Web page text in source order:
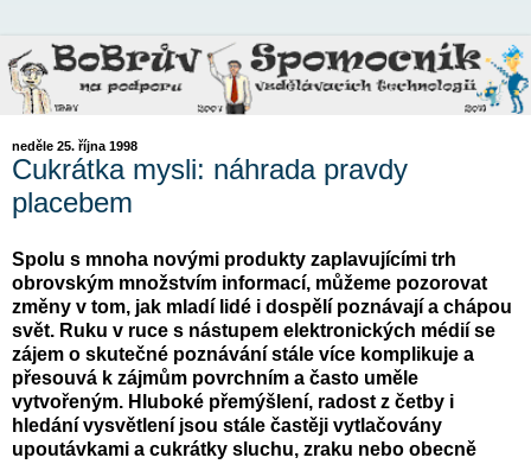
neděle 25. října 1998
Cukrátka mysli: náhrada pravdy
placebem
Spolu s mnoha novými produkty zaplavujícími trh
obrovským množstvím informací, můžeme pozorovat
změny v tom, jak mladí lidé i dospělí poznávají a chápou
svět. Ruku v ruce s nástupem elektronických médií se
zájem o skutečné poznávání stále více komplikuje a
přesouvá k zájmům povrchním a často uměle
vytvořeným. Hluboké přemýšlení, radost z četby i
hledání vysvětlení jsou stále častěji vytlačovány
upoutávkami a cukrátky sluchu, zraku nebo obecně